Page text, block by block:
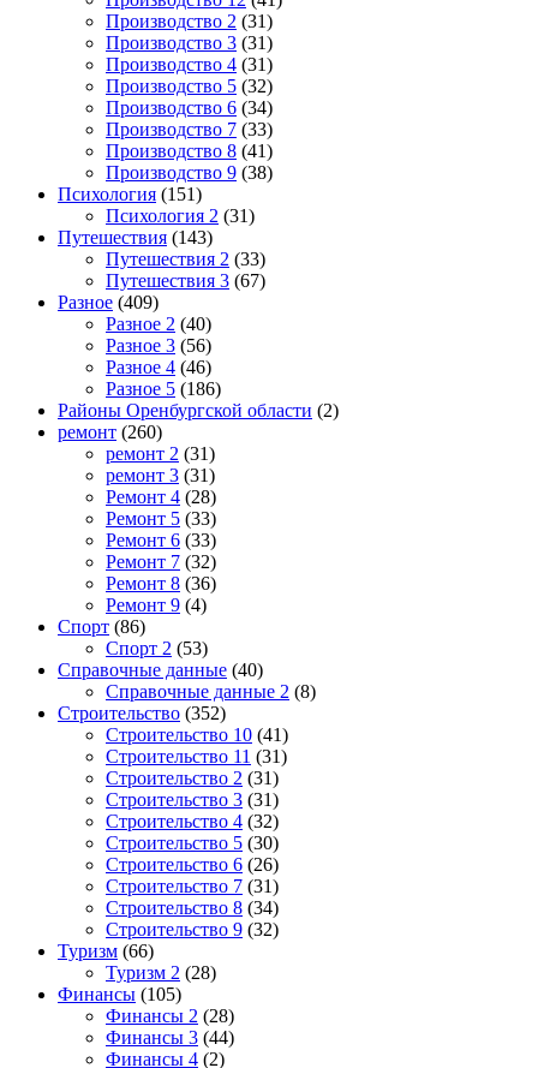
Производство 2 (31)
Производство 3 (31)
Производство 4 (31)
Производство 5 (32)
Производство 6 (34)
Производство 7 (33)
Производство 8 (41)
Производство 9 (38)
Психология (151)
Психология 2 (31)
Путешествия (143)
Путешествия 2 (33)
Путешествия 3 (67)
Разное (409)
Разное 2 (40)
Разное 3 (56)
Разное 4 (46)
Разное 5 (186)
Районы Оренбургской области (2)
ремонт (260)
ремонт 2 (31)
ремонт 3 (31)
Ремонт 4 (28)
Ремонт 5 (33)
Ремонт 6 (33)
Ремонт 7 (32)
Ремонт 8 (36)
Ремонт 9 (4)
Спорт (86)
Спорт 2 (53)
Справочные данные (40)
Справочные данные 2 (8)
Строительство (352)
Строительство 10 (41)
Строительство 11 (31)
Строительство 2 (31)
Строительство 3 (31)
Строительство 4 (32)
Строительство 5 (30)
Строительство 6 (26)
Строительство 7 (31)
Строительство 8 (34)
Строительство 9 (32)
Туризм (66)
Туризм 2 (28)
Финансы (105)
Финансы 2 (28)
Финансы 3 (44)
Финансы 4 (2)